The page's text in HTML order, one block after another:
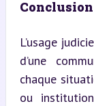
Conclusion
L’usage
d’une
chaque
ou